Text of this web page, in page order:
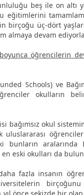
beş ile on altı
eğitimlerini
birçoğu üç-dört
almaya devam
öğrencilerin
Schools) ve
okulların
bağımsız okul
uluslararası
aralarında
eski okulları da
fazla insanın